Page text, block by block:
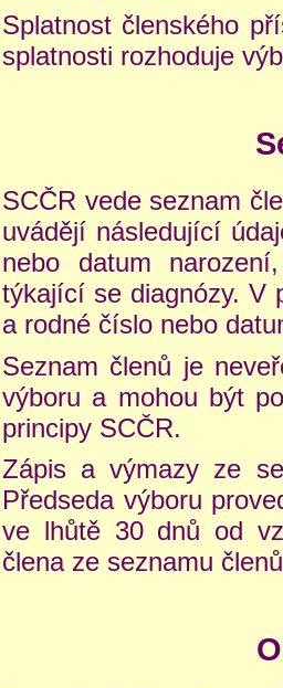
Splatnost členského
splatnosti rozhoduje
SCČR vede seznam
uvádějí následující
nebo datum
týkající se diagnózy. V
a rodné číslo nebo
Seznam členů je
výboru a mohou být
principy SCČR.
Zápis a výmazy ze
Předseda výboru
ve lhůtě 30 dnů od
člena ze seznamu